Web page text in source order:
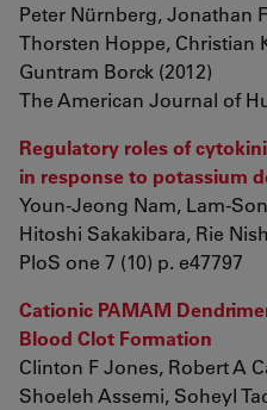
Peter Nürnberg, Jonathan
Thorsten Hoppe, Christian
Guntram Borck (2012)
The American Journal of
Regulatory roles of
in response to potassium
Youn-Jeong Nam, Lam-
Hitoshi Sakakibara, Rie
PloS one 7 (10) p. e47797
Cationic PAMAM
Blood Clot Formation
Clinton F Jones, Robert A
Shoeleh Assemi, Soheyl